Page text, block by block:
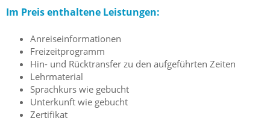
Im Preis enthaltene Leistungen:
Anreiseinformationen
Freizeitprogramm
Hin- und Rücktransfer zu den aufgeführten Zeiten
Lehrmaterial
Sprachkurs wie gebucht
Unterkunft wie gebucht
Zertifikat